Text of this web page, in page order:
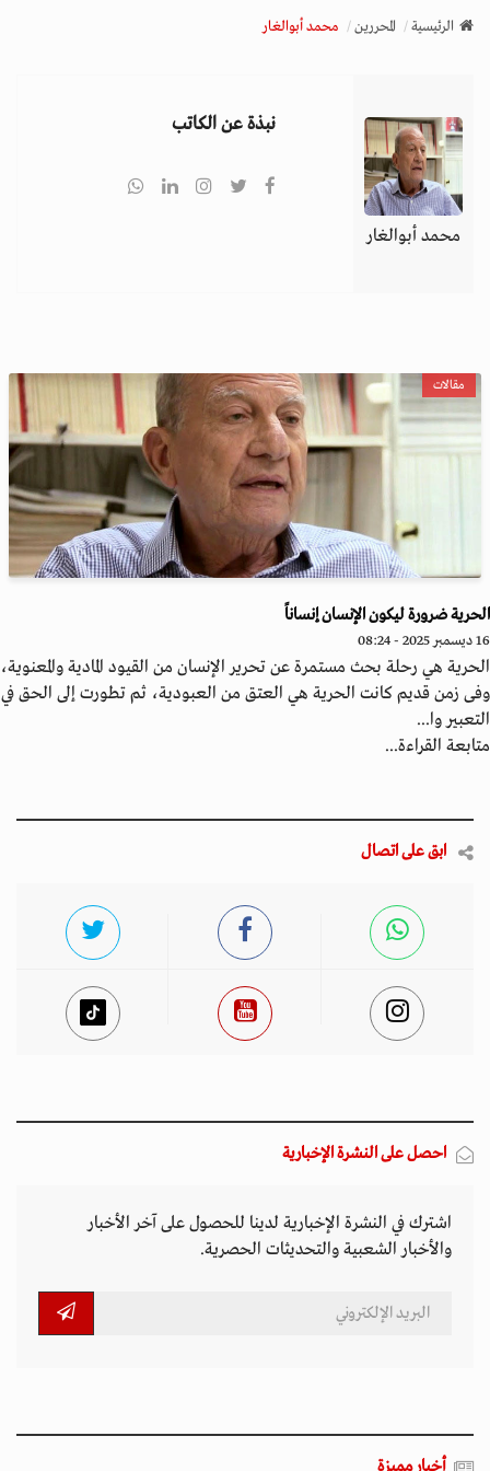
v
t
i
n
الرئيسية المحررين محمد أبوالغار
محمد أبوالغار
نبذة عن الكاتب
مقالات
ضرورة ليكون الإنسان إنساناً
08:24
هي رحلة بحث مستمرة عن تحرير الإنسان من القيود المادية والمعنوية،
زمن قديم كانت الحرية هي العتق من العبودية، ثم تطورت إلى الحق في
وا...
القراءة...
ابق على اتصال
احصل على النشرة الإخبارية
اشترك في النشرة الإخبارية لدينا للحصول على آخر الأخبار
والأخبار الشعبية والتحديثات الحصرية.
أخبار مميزة